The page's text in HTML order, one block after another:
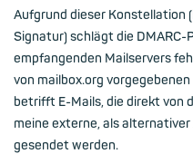
Aufgrund dieser Konstellation
Signatur) schlägt die
empfangenden Mailservers
von mailbox.org
betrifft E-Mails, die direkt von
meine externe, als
gesendet werden.